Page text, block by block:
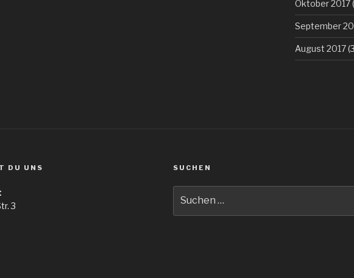
Oktober 2017
September
August 2017
DU UNS
3
SUCHEN
nach: